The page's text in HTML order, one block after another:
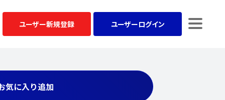
ユーザー新規登録 ユーザーログイン
気に入り追加